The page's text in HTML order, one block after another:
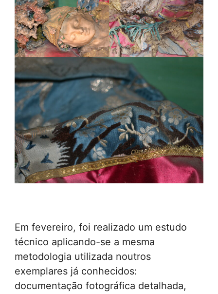
Em fevereiro, foi realizado um estudo
técnico aplicando-se a mesma
metodologia utilizada noutros
exemplares já conhecidos:
documentação fotográfica detalhada,